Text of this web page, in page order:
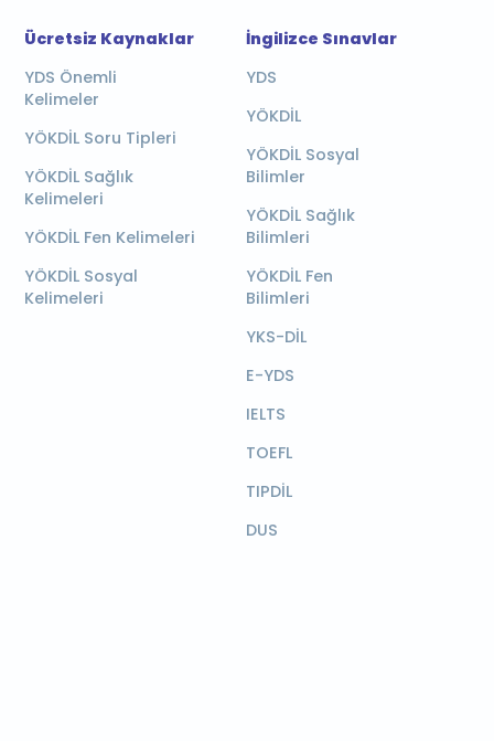
Ücretsiz Kaynaklar
YDS Önemli
Kelimeler
YÖKDİL Soru Tipleri
YÖKDİL Sağlık
Kelimeleri
YÖKDİL Fen Kelimeleri
YÖKDİL Sosyal
Kelimeleri
İngilizce Sınavlar
YDS
YÖKDİL
YÖKDİL Sosyal
Bilimler
YÖKDİL Sağlık
Bilimleri
YÖKDİL Fen
Bilimleri
YKS-DİL
E-YDS
IELTS
TOEFL
TIPDİL
DUS